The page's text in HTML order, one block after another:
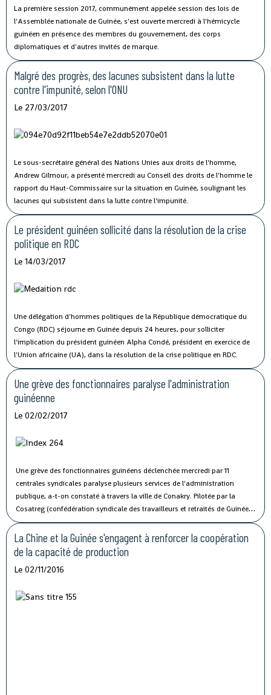
La première session 2017, communément appelée session des lois de
l'Assemblée nationale de Guinée, s'est ouverte mercredi à l'hémicycle
guinéen en présence des membres du gouvernement, des corps
diplomatiques et d'autres invités de marque.
Malgré des progrès, des lacunes subsistent dans la lutte
contre l'impunité, selon l'ONU
Le 27/03/2017
Le sous-secrétaire général des Nations Unies aux droits de l'homme,
Andrew Gilmour, a présenté mercredi au Conseil des droits de l'homme le
rapport du Haut-Commissaire sur la situation en Guinée, soulignant les
lacunes qui subsistent dans la lutte contre l'impunité.
Le président guinéen sollicité dans la résolution de la crise
politique en RDC
Le 14/03/2017
Une délégation d'hommes politiques de la République démocratique du
Congo (RDC) séjourne en Guinée depuis 24 heures, pour solliciter
l'implication du président guinéen Alpha Condé, président en exercice de
l'Union africaine (UA), dans la résolution de la crise politique en RDC.
Une grève des fonctionnaires paralyse l'administration
guinéenne
Le 02/02/2017
Une grève des fonctionnaires guinéens déclenchée mercredi par 11
centrales syndicales paralyse plusieurs services de l'administration
publique, a-t-on constaté à travers la ville de Conakry. Pilotée par la
Cosatreg (confédération syndicale des travailleurs et retraités de Guinée)
et 10 centrales syndicales, la grève générale d'avertissement de 7 jours
vise à protester contre les mauvaises conditions de vie et de travail des
fonctionnaires du secteur public.
La Chine et la Guinée s'engagent à renforcer la coopération
de la capacité de production
Le 02/11/2016